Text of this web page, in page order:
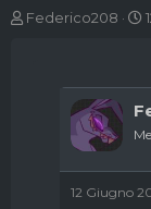
A
Federico208
'
i
i
z
12 Giugno